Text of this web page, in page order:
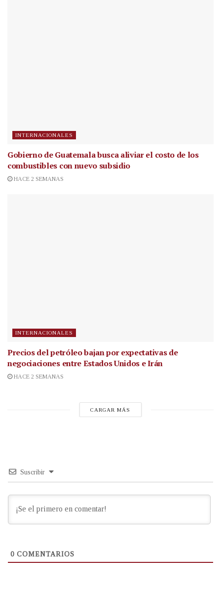
INTERNACIONALES
Gobierno de Guatemala busca aliviar el costo de los
combustibles con nuevo subsidio
HACE 2 SEMANAS
INTERNACIONALES
Precios del petróleo bajan por expectativas de
negociaciones entre Estados Unidos e Irán
HACE 2 SEMANAS
CARGAR MÁS
Suscribir
0 COMENTARIOS